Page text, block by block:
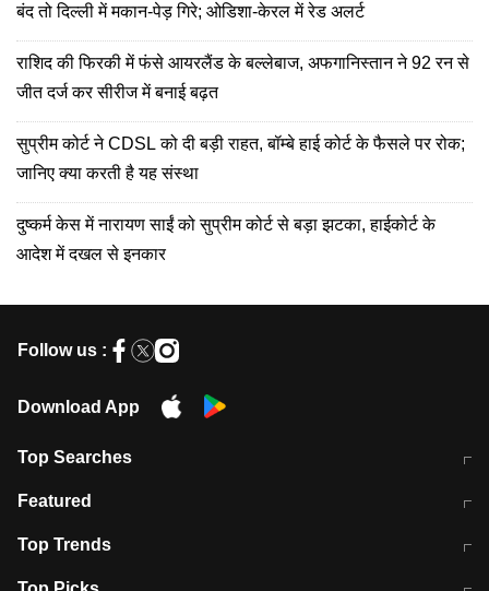
बंद तो दिल्ली में मकान-पेड़ गिरे; ओडिशा-केरल में रेड अलर्ट
राशिद की फिरकी में फंसे आयरलैंड के बल्लेबाज, अफगानिस्तान ने 92 रन से
जीत दर्ज कर सीरीज में बनाई बढ़त
सुप्रीम कोर्ट ने CDSL को दी बड़ी राहत, बॉम्बे हाई कोर्ट के फैसले पर रोक;
जानिए क्या करती है यह संस्था
दुष्कर्म केस में नारायण साईं को सुप्रीम कोर्ट से बड़ा झटका, हाईकोर्ट के
आदेश में दखल से इनकार
Follow us :
Download App
Top Searches
मुंबई में लगे 'जेन जी' के पोस्टर, लिखा- 'मैं
Featured
10 अगस्त को विधानसभा का घेराव करेंगे
Top Trends
RBI का नया नियम: अब बैंकों को अपनी सभी